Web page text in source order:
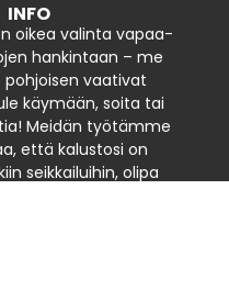
INFO
oikea valinta vapaa-
hankintaan – me
vaativat
käymään, soita tai
Meidän työtämme
että kalustosi on
seikkailuihin, olipa